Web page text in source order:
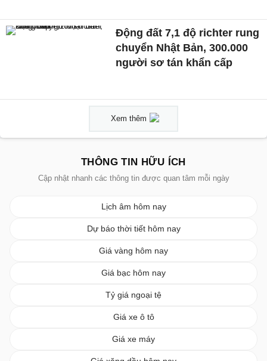
Động đất 7,1 độ richter rung
chuyển Nhật Bản, 300.000
người sơ tán khẩn cấp
Xem thêm
THÔNG TIN HỮU ÍCH
Cập nhật nhanh các thông tin được quan tâm mỗi ngày
Lịch âm hôm nay
Dự báo thời tiết hôm nay
Giá vàng hôm nay
Giá bạc hôm nay
Tỷ giá ngoại tệ
Giá xe ô tô
Giá xe máy